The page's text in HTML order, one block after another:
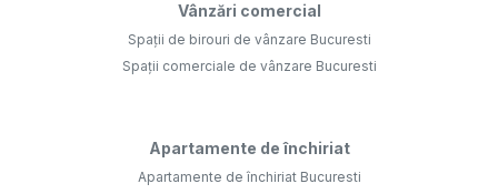
Vânzări comercial
Spații de birouri de vânzare Bucuresti
Spații comerciale de vânzare Bucuresti
Apartamente de închiriat
Apartamente de închiriat Bucuresti